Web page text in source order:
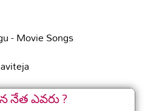
- Movie Songs
నేత ఎవరు ?